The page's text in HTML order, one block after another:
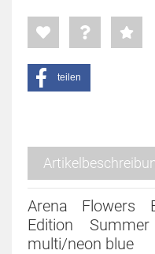
teilen
Arena Flowers
Edition
multi/neon blue